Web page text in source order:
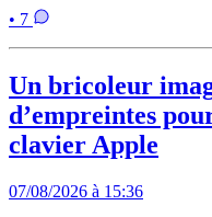
• 7
Un bricoleur
d’empreintes
clavier Apple
07/08/2026 à 15:36